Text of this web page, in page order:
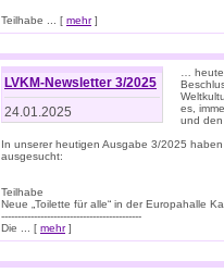
Teilhabe ... [ mehr]
LVKM-Newsletter 3/2025
24.01.2025
…
es,
und
In unserer heutigen Ausgabe 3/2025
ausgesucht:
Teilhabe
Neue „Toilette für alle“ in der Europahalle
-------------------------------------------
Die ... [ mehr]